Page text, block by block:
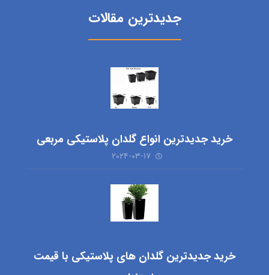
جدیدترین مقالات
خرید جدیدترین انواع گلدان پلاستیکی مربعی
۲۰۲۴-۰۳-۱۷
خرید جدیدترین گلدان های پلاستیکی با قیمت